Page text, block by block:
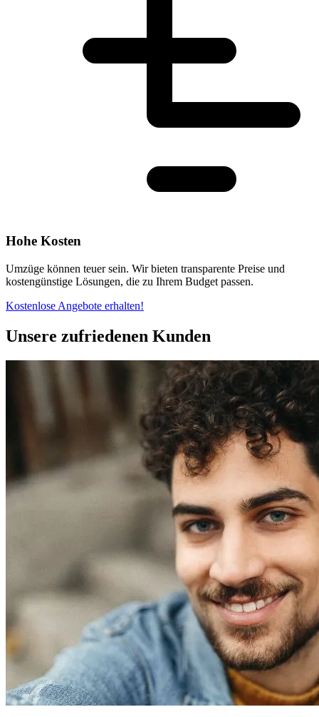
Hohe Kosten
Umzüge können teuer sein. Wir bieten transparente Preise und
kostengünstige Lösungen, die zu Ihrem Budget passen.
Kostenlose Angebote erhalten!
Unsere zufriedenen Kunden